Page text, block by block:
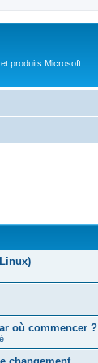
produits Microsoft
où commencer ?